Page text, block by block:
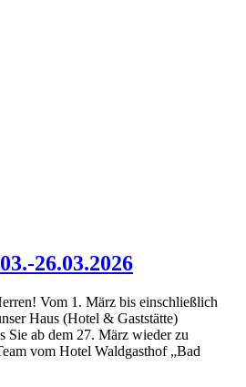
26.03.2026
Vom 1. März bis einschließlich
Haus (Hotel & Gaststätte)
Sie ab dem 27. März wieder zu
vom Hotel Waldgasthof „Bad